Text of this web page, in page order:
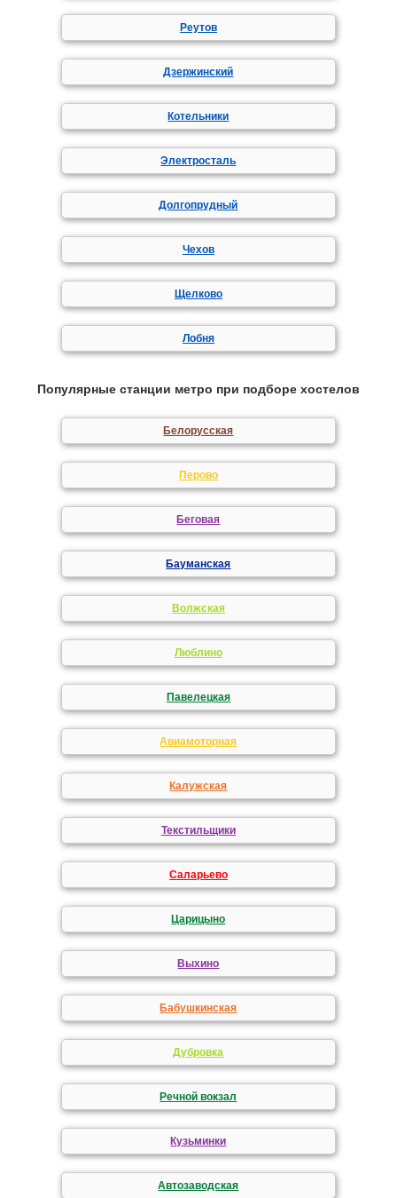
Реутов
Дзержинский
Котельники
Электросталь
Долгопрудный
Чехов
Щелково
Лобня
Популярные станции метро при подборе хостелов
Белорусская
Перово
Беговая
Бауманская
Волжская
Люблино
Павелецкая
Авиамоторная
Калужская
Текстильщики
Саларьево
Царицыно
Выхино
Бабушкинская
Дубровка
Речной вокзал
Кузьминки
Автозаводская